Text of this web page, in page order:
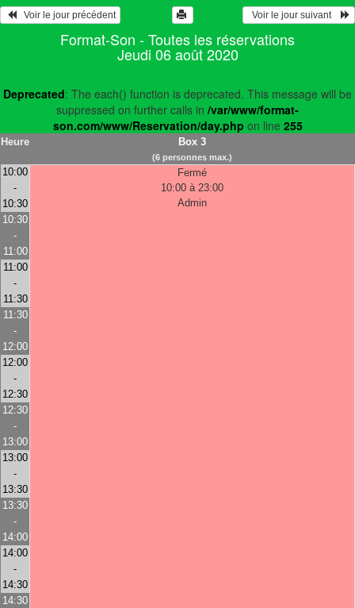
   Voir le jour précédent
  Voir le jour suivant
Format-Son - Toutes les réservations
Jeudi 06 août 2020
Deprecated: The each() function is deprecated. This message will be
suppressed on further calls in /var/www/format-
son.com/www/Reservation/day.php on line 255
Heure Box 3
(6 personnes max.)
10:00
-
10:30
Fermé
10:00 à 23:00
Admin
10:30
-
11:00
11:00
-
11:30
11:30
-
12:00
12:00
-
12:30
12:30
-
13:00
13:00
-
13:30
13:30
-
14:00
14:00
-
14:30
14:30